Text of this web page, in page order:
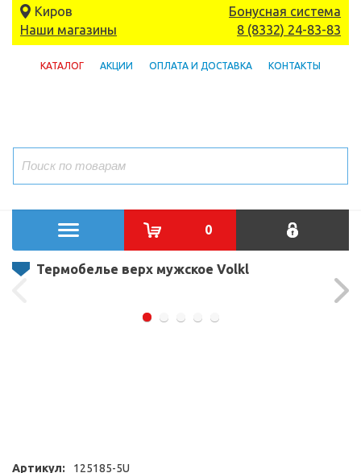
Киров
Наши магазины
Бонусная система
8 (8332) 24-83-83
КАТАЛОГ АКЦИИ ОПЛАТА И ДОСТАВКА КОНТАКТЫ
0
Термобелье верх мужское Volkl
Артикул:
125185-5U